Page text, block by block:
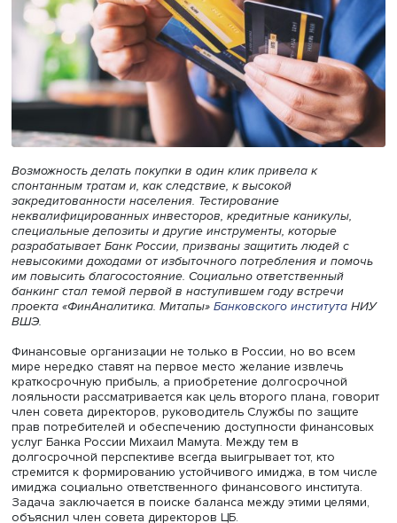
Возможность делать покупки в один клик привела к
спонтанным тратам и, как следствие, к высокой
закредитованности населения. Тестирование
неквалифицированных инвесторов, кредитные
специальные депозиты и другие инструменты, которые
невысокими доходами от избыточного потребления и
им повысить благосостояние. Социально ответственный
банкинг стал темой первой в наступившем году встречи
проекта «ФинАналитика. Митапы» Банковского
ВШЭ.
Финансовые организации не только в России, но во
мире нередко ставят на первое место желание извлечь
краткосрочную прибыль, а приобретение
лояльности рассматривается как цель второго плана,